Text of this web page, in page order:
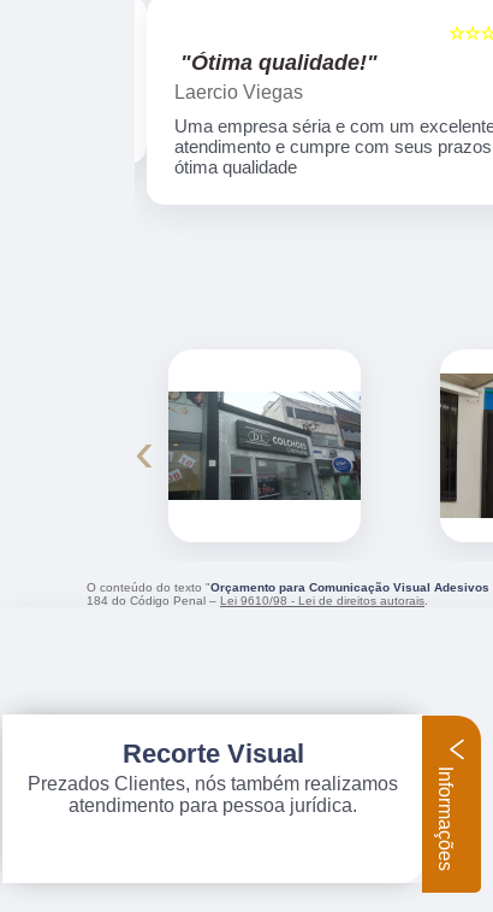
"Ótima qualidade!"
Laercio Viegas
Uma empresa séria e com um
atendimento e cumpre com seus
ótima qualidade
‹
O conteúdo do texto "Orçamento para Comunicação Visual Adesivos
184 do Código Penal – Lei 9610/98 - Lei de direitos autorais
Recorte Visual
Prezados Clientes, nós também realizamos
atendimento para pessoa jurídica.
Informações